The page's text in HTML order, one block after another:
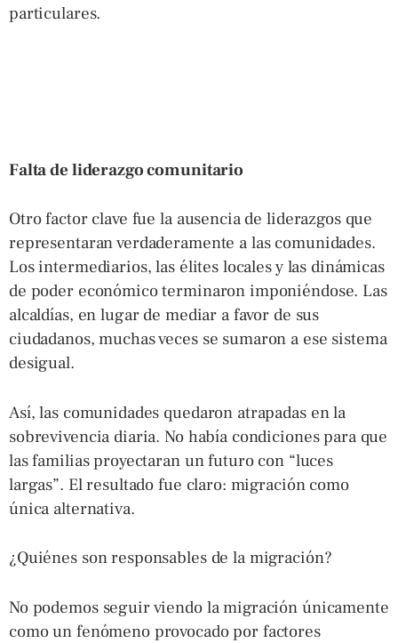
particulares.
Falta de liderazgo comunitario
Otro factor clave fue la ausencia de liderazgos que
representaran verdaderamente a las comunidades.
Los intermediarios, las élites locales y las dinámicas
de poder económico terminaron imponiéndose. Las
alcaldías, en lugar de mediar a favor de sus
ciudadanos, muchas veces se sumaron a ese sistema
desigual.
Así, las comunidades quedaron atrapadas en la
sobrevivencia diaria. No había condiciones para que
las familias proyectaran un futuro con “luces
largas”. El resultado fue claro: migración como
única alternativa.
¿Quiénes son responsables de la migración?
No podemos seguir viendo la migración únicamente
como un fenómeno provocado por factores